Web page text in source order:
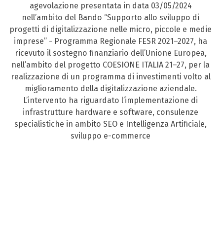
agevolazione presentata in data 03/05/2024
nell’ambito del Bando “Supporto allo sviluppo di
progetti di digitalizzazione nelle micro, piccole e medie
imprese” - Programma Regionale FESR 2021–2027, ha
ricevuto il sostegno finanziario dell’Unione Europea,
nell’ambito del progetto COESIONE ITALIA 21–27, per la
realizzazione di un programma di investimenti volto al
miglioramento della digitalizzazione aziendale.
L’intervento ha riguardato l’implementazione di
infrastrutture hardware e software, consulenze
specialistiche in ambito SEO e Intelligenza Artificiale,
sviluppo e-commerce